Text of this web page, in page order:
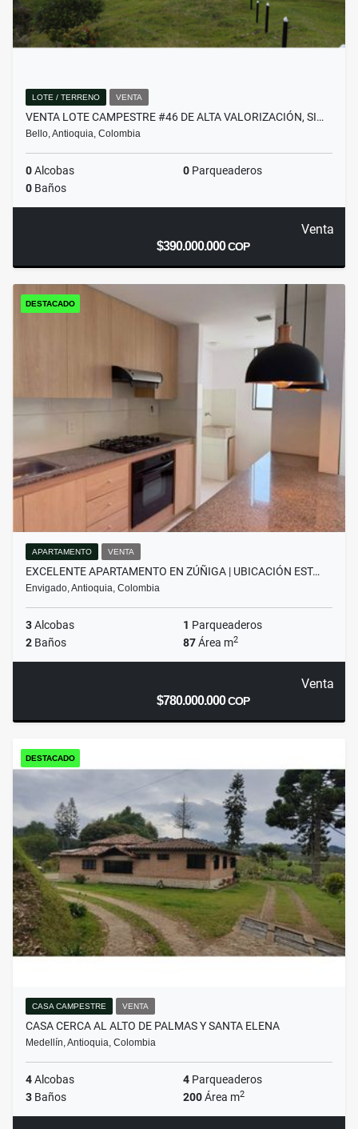
LOTE / TERRENO VENTA
VENTA LOTE CAMPESTRE #46 DE ALTA VALORIZACIÓN, SI…
Bello, Antioquia, Colombia
0Alcobas 0 Parqueaderos
0 Baños
Venta
$390.000.000COP
DESTACADO
APARTAMENTO VENTA
EXCELENTE APARTAMENTO EN ZÚÑIGA | UBICACIÓN EST…
Envigado, Antioquia, Colombia
3Alcobas 1 Parqueaderos
2 Baños 87Área m2
Venta
$780.000.000COP
DESTACADO
CASA CAMPESTRE VENTA
CASA CERCA AL ALTO DE PALMAS Y SANTA ELENA
Medellín, Antioquia, Colombia
4Alcobas 4 Parqueaderos
3 Baños 200Área m2